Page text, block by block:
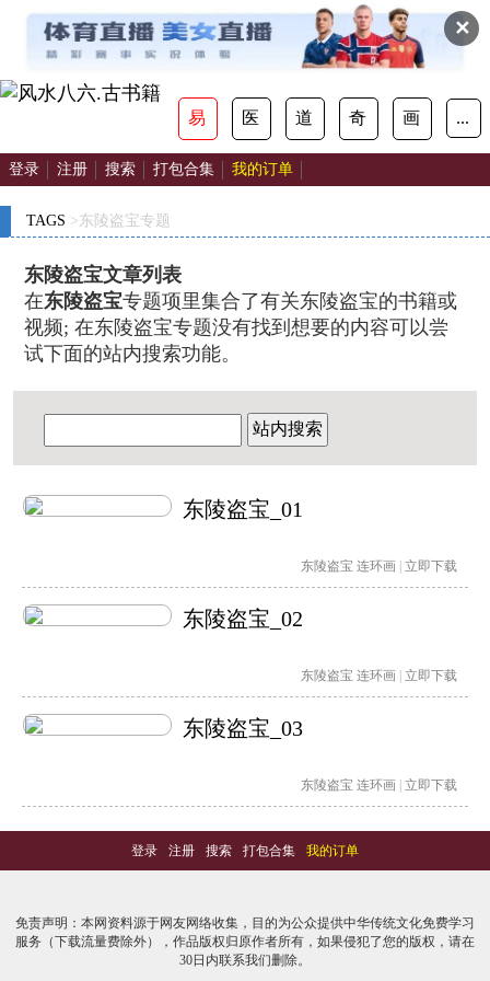
✕
易 医 道 奇 画 ...
登录 注册 搜索 打包合集 我的订单
TAGS >东陵盗宝专题
东陵盗宝文章列表
在东陵盗宝专题项里集合了有关东陵盗宝的书籍或
视频; 在东陵盗宝专题没有找到想要的内容可以尝
试下面的站内搜索功能。
站内搜索
东陵盗宝_01
东陵盗宝 连环画 立即下载
东陵盗宝_02
东陵盗宝 连环画 立即下载
东陵盗宝_03
东陵盗宝 连环画 立即下载
登录 - 注册 - 搜索 - 打包合集 - 我的订单
免责声明：本网资料源于网友网络收集，目的为公众提供中华传统文化免费学习
服务（下载流量费除外），作品版权归原作者所有，如果侵犯了您的版权，请在
30日内联系我们删除。